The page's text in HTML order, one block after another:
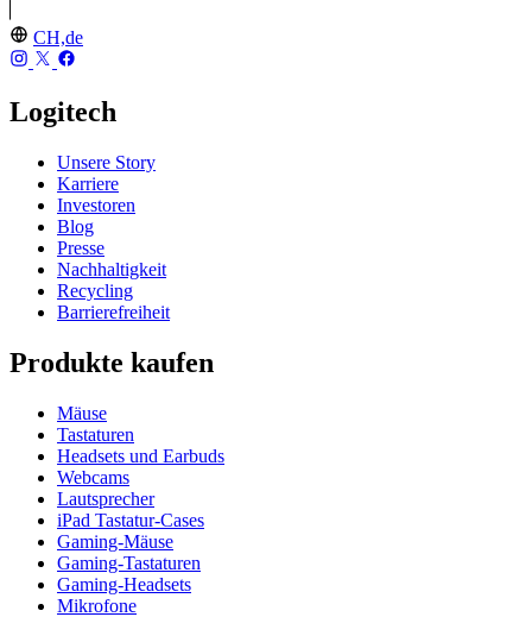
CH,de
Logitech
Unsere Story
Karriere
Investoren
Blog
Presse
Nachhaltigkeit
Recycling
Barrierefreiheit
Produkte kaufen
Mäuse
Tastaturen
Headsets und Earbuds
Webcams
Lautsprecher
iPad Tastatur-Cases
Gaming-Mäuse
Gaming-Tastaturen
Gaming-Headsets
Mikrofone